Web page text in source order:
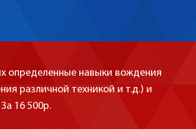
определенные навыки вождения
различной техникой и т.д.) и
16 500р.